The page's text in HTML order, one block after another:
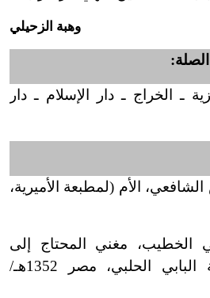
وهبة الزحيلي
ـ الخراج ـ دار الإسلام ـ دار
الأم (لمطبعة الأميرية،
الخطيب، مغني المحتاج إلى
شرح المنهاج (مطبعة البابي الحلبي، مصر 1352هـ/